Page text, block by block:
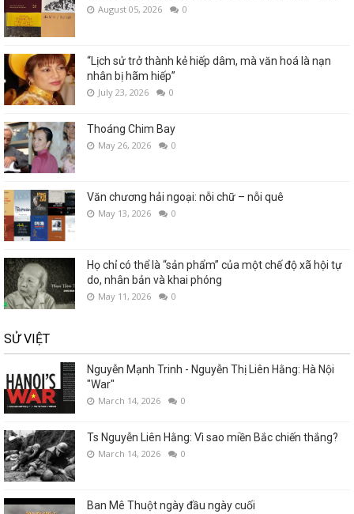
August 05, 2026 0
“Lịch sử trở thành kẻ hiếp dâm, mà văn hoá là nạn
nhân bị hãm hiếp”
July 23, 2026 0
Thoáng Chim Bay
May 26, 2026 0
Văn chương hải ngoại: nỗi chữ – nỗi quê
May 13, 2026 0
Họ chỉ có thể là “sản phẩm” của một chế độ xã hội tự
do, nhân bản và khai phóng
May 11, 2026 0
SỬ VIỆT
Nguyễn Mạnh Trinh - Nguyễn Thị Liên Hằng: Hà Nội
"War"
March 14, 2026 0
Ts Nguyễn Liên Hằng: Vì sao miền Bắc chiến thắng?
March 14, 2026 0
Ban Mê Thuột ngày đầu ngày cuối